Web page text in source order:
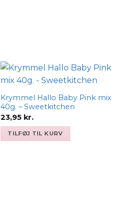
wishlist
Krymmel Hallo Baby Pink mix
40g. – Sweetkitchen
23,95 kr.
TILFØJ TIL KURV